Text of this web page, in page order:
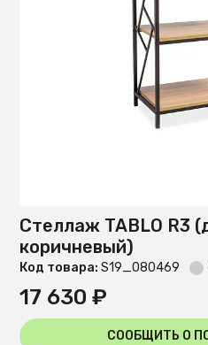
Стеллаж TABLO R3
коричневый)
Код товара: S19_080469
17 630 ₽
СООБЩИТЬ О